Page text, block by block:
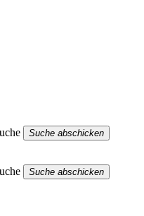
Suche abschicken
Suche abschicken